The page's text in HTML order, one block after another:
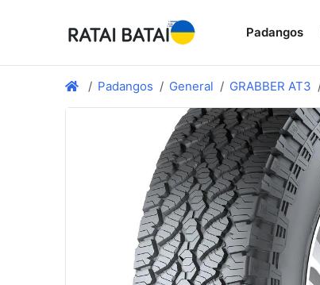
Padangos
Padangos General GRABBER AT3